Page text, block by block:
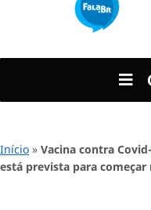
Início » Vacina contra
está prevista para começar